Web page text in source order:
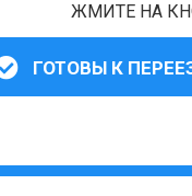
ЖМИТЕ НА
ГОТОВЫ К